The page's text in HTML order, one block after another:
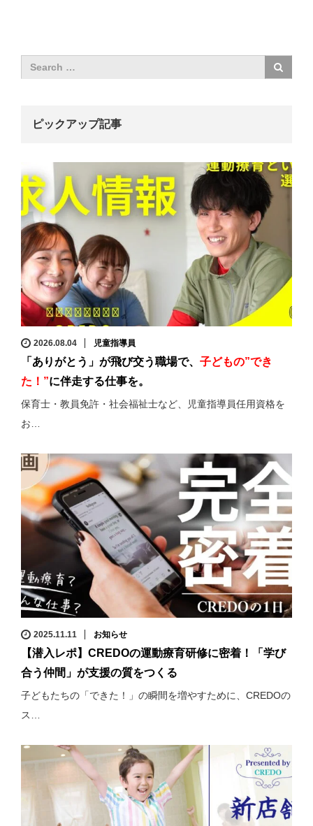
ピックアップ記事
2026.08.04 児童指導員
「ありがとう」が飛び交う職場で、 子どもの”でき
た！”に伴走する仕事を。
保育士・教員免許・社会福祉士など、児童指導員任用資格を
お…
2025.11.11 お知らせ
【潜入レポ】CREDOの運動療育研修に密着！「学び
合う仲間」が支援の質をつくる
子どもたちの「できた！」の瞬間を増やすために、CREDOの
ス…